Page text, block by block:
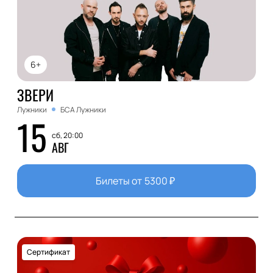
6+
ЗВЕРИ
Лужники БСА Лужники
15 сб, 20:00
АВГ
Билеты от 5300₽
Сертификат